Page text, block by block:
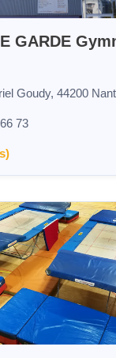
GARDE
Goudy, 44200
73